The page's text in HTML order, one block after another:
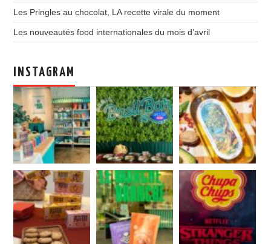
Les Pringles au chocolat, LA recette virale du moment
Les nouveautés food internationales du mois d’avril
INSTAGRAM